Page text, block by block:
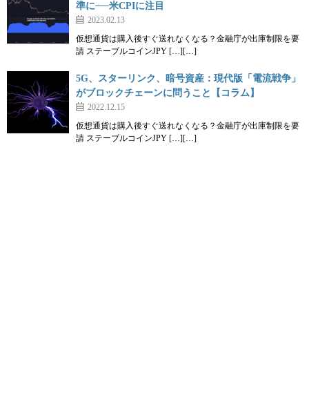
準に──米CPIに注目
2023.02.13
仮想通貨は購入後すぐ送れなくなる？金融庁が出庫制限を要
請 ステーブルコインJPY […][…]
5G、スターリンク、暗号資産：現代版「電流戦争」
がブロックチェーンに問うこと【コラム】
2022.12.15
仮想通貨は購入後すぐ送れなくなる？金融庁が出庫制限を要
請 ステーブルコインJPY […][…]